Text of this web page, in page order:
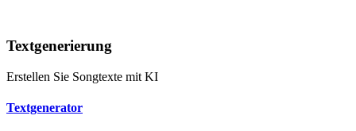
Textgenerierung
Erstellen Sie Songtexte mit KI
Textgenerator